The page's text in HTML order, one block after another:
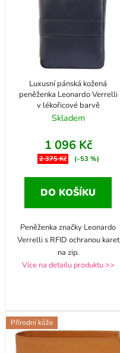
Luxusní pánská kožená
peněženka Leonardo Verrelli
v lékořicové barvě
Skladem
1 096 Kč
2 375 Kč (–53 %)
DO KOŠÍKU
Peněženka značky Leonardo
Verrelli s RFID ochranou karet
na zip.
Více na detailu produktu >>
Přírodní kůže